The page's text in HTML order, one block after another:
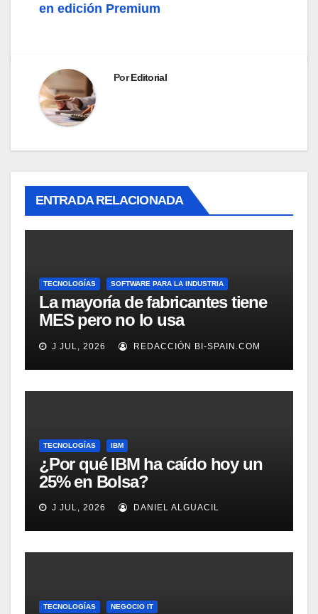
en edición Premium
PorEditorial
ENTRADA RELACIONADA
TECNOLOGÍAS SOFTWARE PARA LA INDUSTRIA
La mayoría de fabricantes tiene
MES pero no lo usa
adecuadamente, según
Rockwell Automation
J JUL, 2026 REDACCIÓN BI-SPAIN.COM
TECNOLOGÍAS IBM
¿Por qué IBM ha caído hoy un
25% en Bolsa?
J JUL, 2026 DANIEL ALGUACIL
TECNOLOGÍAS NEGOCIO IT